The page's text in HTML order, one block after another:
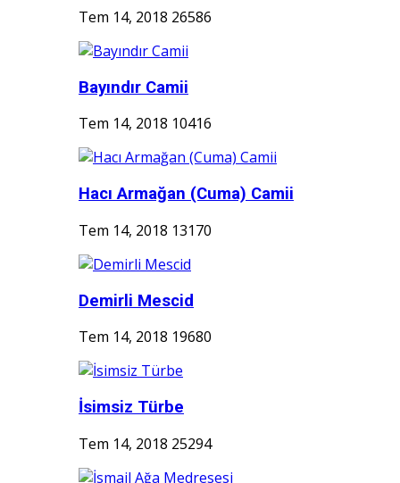
Tem 14, 2018 26586
Bayındır Camii
Tem 14, 2018 10416
Hacı Armağan (Cuma) Camii
Tem 14, 2018 13170
Demirli Mescid
Tem 14, 2018 19680
İsimsiz Türbe
Tem 14, 2018 25294